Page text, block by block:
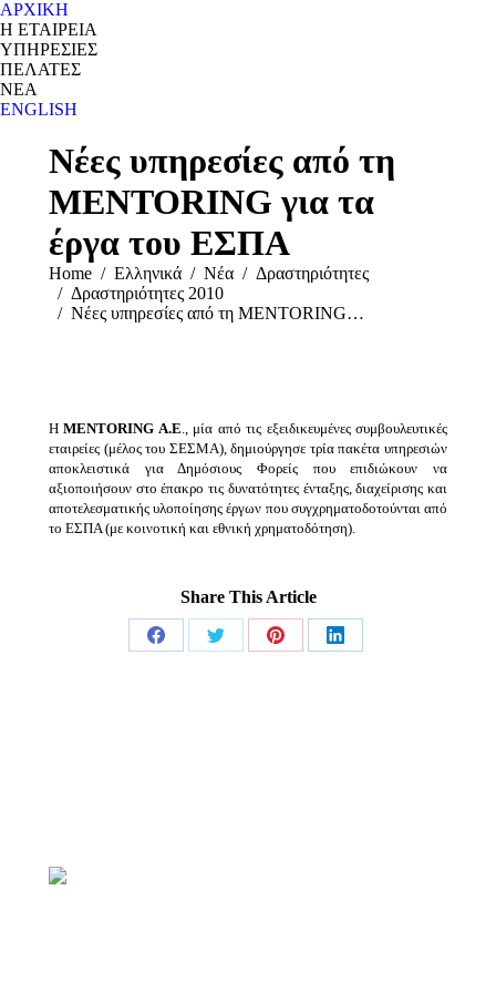
ΑΡΧΙΚΗ
Η ΕΤΑΙΡΕΙΑ
ΥΠΗΡΕΣΙΕΣ
ΠΕΛΑΤΕΣ
ΝΕΑ
ENGLISH
Νέες υπηρεσίες από τη
MENTORING για τα
έργα του ΕΣΠΑ
You are here:
Home Ελληνικά Νέα
Δραστηριότητες
Δραστηριότητες 2010
Νέες υπηρεσίες από τη MENTORING…
ΗMENTORING A.E., μία από τις εξειδικευμένες συμβουλευτικές
εταιρείες (μέλος του ΣΕΣΜΑ), δημιούργησε τρία πακέτα υπηρεσιών
αποκλειστικά για Δημόσιους Φορείς που επιδιώκουν να
αξιοποιήσουν στο έπακρο τις δυνατότητες ένταξης, διαχείρισης και
αποτελεσματικής υλοποίησης έργων που συγχρηματοδοτούνται από
το ΕΣΠΑ (με κοινοτική και εθνική χρηματοδότηση).
Share This Article
Share
Share
Share
Share